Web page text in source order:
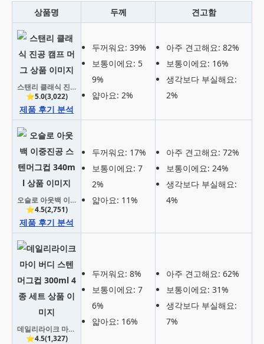
상품명 두께 견고함
스탠리 클래식 진공 캠프 머그
⭐5.0(3,022)
제품 후기 분석
두꺼워요: 39%
보통이에요: 5
9%
얇아요: 2%
아주 견고해요: 82%
보통이에요: 16%
생각보다 부실해요:
2%
오슬로 아웃백 이중진공 스텐머그컵 340ml
⭐4.5(2,751)
제품 후기 분석
두꺼워요: 17%
보통이에요: 7
2%
얇아요: 11%
아주 견고해요: 72%
보통이에요: 24%
생각보다 부실해요:
4%
데일리라이크 마이 버디 스텐 머그컵 300ml 4종 세트
⭐4.5(1,327)
두꺼워요: 8%
보통이에요: 7
6%
얇아요: 16%
아주 견고해요: 62%
보통이에요: 31%
생각보다 부실해요:
7%